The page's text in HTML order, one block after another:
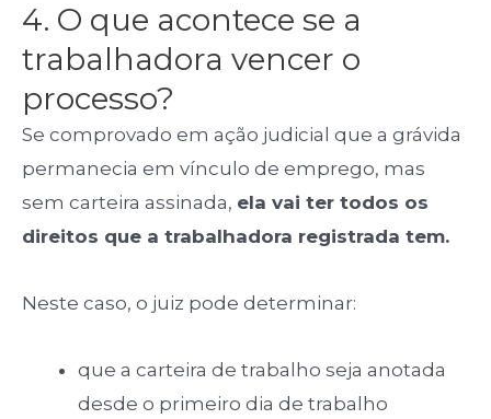
4. O que acontece se a
trabalhadora vencer o
processo?
Se comprovado em ação judicial que a grávida
permanecia em vínculo de emprego, mas
sem carteira assinada, ela vai ter todos os
direitos que a trabalhadora registrada tem.
Neste caso, o juiz pode determinar:
que a carteira de trabalho seja anotada
desde o primeiro dia de trabalho